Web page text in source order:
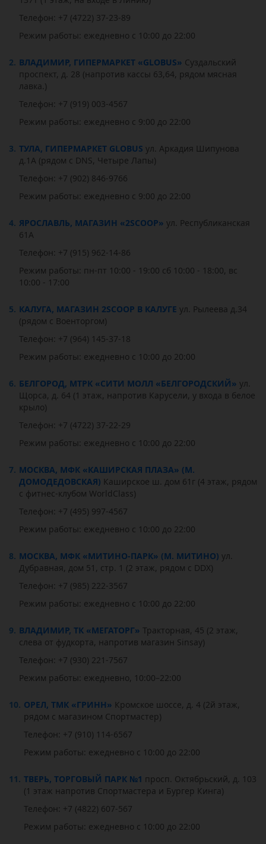
Телефон: +7 (4722) 37-23-89
Режим работы: ежедневно с 10:00 до 22:00
2. ВЛАДИМИР, ГИПЕРМАРКЕТ «GLOBUS» Суздальский
проспект, д. 28 (напротив кассы 63,64, рядом мясная
лавка.)
Телефон: +7 (919) 003-4567
Режим работы: ежедневно с 9:00 до 22:00
3. ТУЛА, ГИПЕРМАРКЕТ GLOBUS ул. Аркадия Шипунова
д.1А (рядом с DNS, Четыре Лапы)
Телефон: +7 (902) 846-9766
Режим работы: ежедневно с 9:00 до 22:00
4. ЯРОСЛАВЛЬ, МАГАЗИН «2SCOOP» ул. Республиканская
61А
Телефон: +7 (915) 962-14-86
Режим работы: пн-пт 10:00 - 19:00 сб 10:00 - 18:00, вс
10:00 - 17:00
5. КАЛУГА, МАГАЗИН 2SCOOP В КАЛУГЕ ул. Рылеева д.34
(рядом с Военторгом)
Телефон: +7 (964) 145-37-18
Режим работы: ежедневно с 10:00 до 20:00
6. БЕЛГОРОД, МТРК «СИТИ МОЛЛ «БЕЛГОРОДСКИЙ» ул.
Щорса, д. 64 (1 этаж, напротив Карусели, у входа в белое
крыло)
Телефон: +7 (4722) 37-22-29
Режим работы: ежедневно с 10:00 до 22:00
7. МОСКВА, МФК «КАШИРСКАЯ ПЛАЗА» (М.
ДОМОДЕДОВСКАЯ) Каширское ш. дом 61г (4 этаж, рядом
с фитнес-клубом WorldClass)
Телефон: +7 (495) 997-4567
Режим работы: ежедневно с 10:00 до 22:00
8. МОСКВА, МФК «МИТИНО-ПАРК» (М. МИТИНО) ул.
Дубравная, дом 51, стр. 1 (2 этаж, рядом с DDX)
Телефон: +7 (985) 222-3567
Режим работы: ежедневно с 10:00 до 22:00
9. ВЛАДИМИР, ТК «МЕГАТОРГ» Тракторная, 45 (2 этаж,
слева от фудкорта, напротив магазин Sinsay)
Телефон: +7 (930) 221-7567
Режим работы: ежедневно, 10:00–22:00
10. ОРЕЛ, ТМК «ГРИНН» Кромское шоссе, д. 4 (2й этаж,
рядом с магазином Спортмастер)
Телефон: +7 (910) 114-6567
Режим работы: ежедневно с 10:00 до 22:00
11. ТВЕРЬ, ТОРГОВЫЙ ПАРК №1 просп. Октябрьский, д. 103
(1 этаж напротив Спортмастера и Бургер Кинга)
Телефон: +7 (4822) 607-567
Режим работы: ежедневно с 10:00 до 22:00